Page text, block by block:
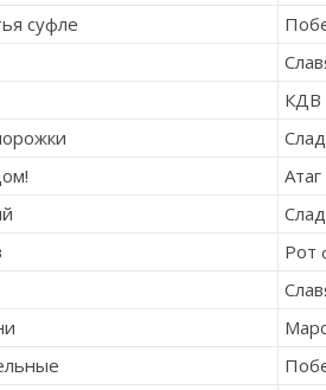
суфле
КДВ
Атаг
Рот